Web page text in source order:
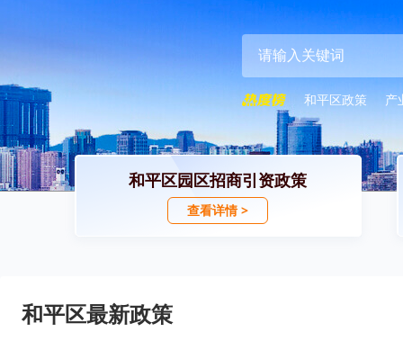
和平区政策 产
和平区园区招商引资政策
查看详情 >
和平区最新政策